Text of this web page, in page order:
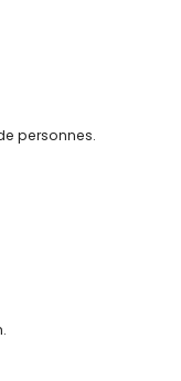
de location de la
24h/24
enfants (sur
vos vacances
et Jávea) (à moins
personnes.